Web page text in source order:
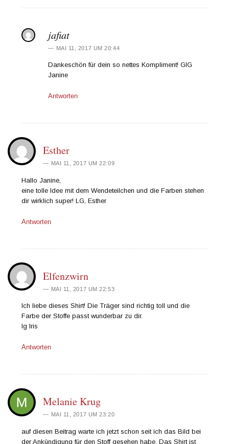
jafiat
MAI 11, 2017 UM 20:44
Dankeschön für dein so nettes Kompliment! GlG
Janine
Antworten
Esther
MAI 11, 2017 UM 22:09
Hallo Janine,
eine tolle Idee mit dem Wendeteilchen und die Farben stehen
dir wirklich super! LG, Esther
Antworten
Elfenzwirn
MAI 11, 2017 UM 22:53
Ich liebe dieses Shirt! Die Träger sind richtig toll und die
Farbe der Stoffe passt wunderbar zu dir.
lg Iris
Antworten
Melanie Krug
MAI 11, 2017 UM 23:20
auf diesen Beitrag warte ich jetzt schon seit ich das Bild bei
der Ankündigung für den Stoff gesehen habe. Das Shirt ist